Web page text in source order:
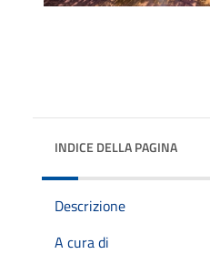
INDICE DELLA PAGINA
Descrizione
A cura di